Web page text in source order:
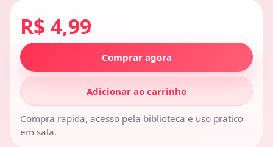
R$ 4,99
Comprar agora
Adicionar ao carrinho
Compra rapida, acesso pela biblioteca e uso pratico
em sala.